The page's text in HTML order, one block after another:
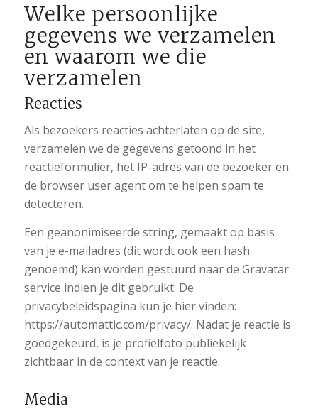
Welke persoonlijke
gegevens we verzamelen
en waarom we die
verzamelen
Reacties
Als bezoekers reacties achterlaten op de site,
verzamelen we de gegevens getoond in het
reactieformulier, het IP-adres van de bezoeker en
de browser user agent om te helpen spam te
detecteren.
Een geanonimiseerde string, gemaakt op basis
van je e-mailadres (dit wordt ook een hash
genoemd) kan worden gestuurd naar de Gravatar
service indien je dit gebruikt. De
privacybeleidspagina kun je hier vinden:
https://automattic.com/privacy/. Nadat je reactie is
goedgekeurd, is je profielfoto publiekelijk
zichtbaar in de context van je reactie.
Media